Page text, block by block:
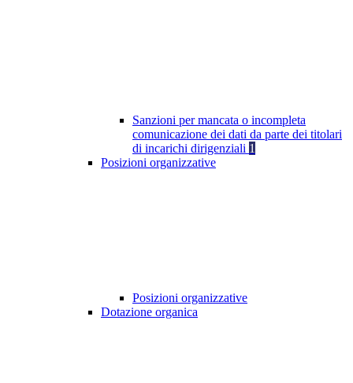
Sanzioni per mancata o incompleta
comunicazione dei dati da parte dei titolari
di incarichi dirigenziali 1
Posizioni organizzative
Posizioni organizzative
Dotazione organica